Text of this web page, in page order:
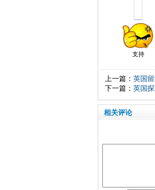
支持
上一篇： 英国
下一篇： 英国
相关评论